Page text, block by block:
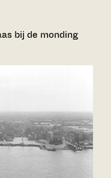
bij de monding